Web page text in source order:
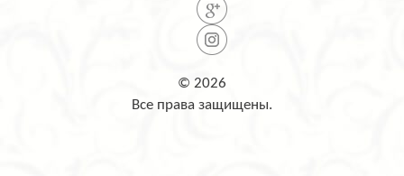
© 2026
Все права защищены.